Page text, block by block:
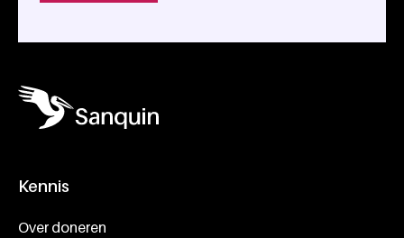
Kennis
Over doneren